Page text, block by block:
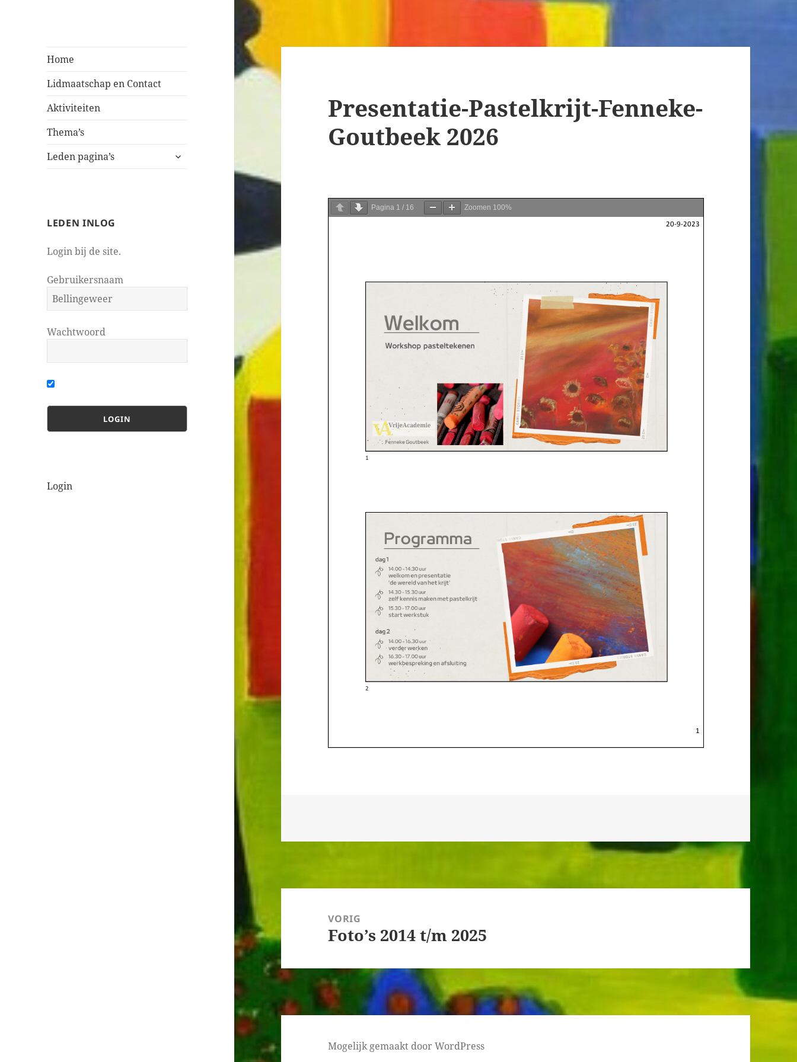
Bellingeweer |
Teken- en
schildergroep
Home
Lidmaatschap en Contact
Aktiviteiten
Thema’s
Leden pagina’s
submenu
LEDEN INLOG
Login bij de site.
Gebruikersnaam
Wachtwoord
Login
Presentatie-Pastelkrijt-Fenneke-
Goutbeek 2026
Pagina 1 / 16 Zoomen 100%
navigatieVORIG
Vorig
Foto’s 2014 t/m 2025
Mogelijk gemaakt door WordPress